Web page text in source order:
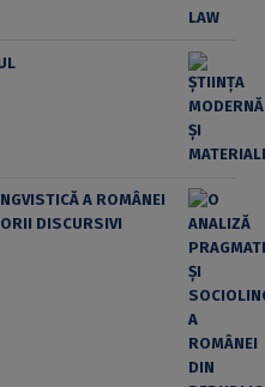
A ROMÂNEI
DISCURSIVI